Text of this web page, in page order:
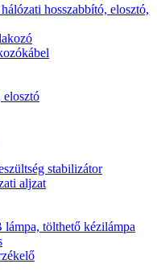
hosszabbító, elosztó,
elosztó
stabilizátor
aljzat
tölthető kézilámpa